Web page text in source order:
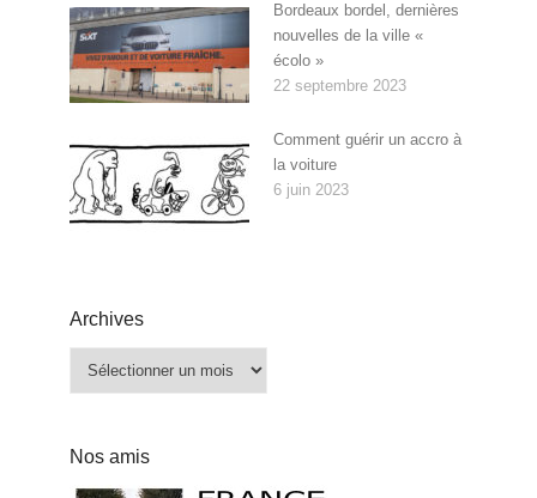
Bordeaux bordel, dernières
nouvelles de la ville «
écolo »
22 septembre 2023
Comment guérir un accro à
la voiture
6 juin 2023
Archives
Archives
Nos amis